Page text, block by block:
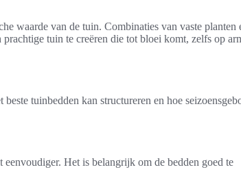
waarde van de tuin. Combinaties van vaste planten
tuin te creëren die tot bloei komt, zelfs op
tuinbedden kan structureren en hoe
Het is belangrijk om de bedden goed te